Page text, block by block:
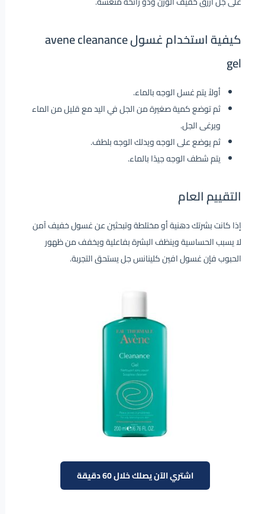
كيفية استخدام غسول avene cleanance
gel
أولاً يتم غسل الوجه بالماء.
ثم توضع كمية صغيرة من الجل في اليد مع قليل من الماء
ويرغى الجل.
ثم يوضع على الوجه ويدلك الوجه بلطف.
يتم شطف الوجه جيدًا بالماء.
التقييم العام
إذا كانت بشرتك دهنية أو مختلطة وتبحثين عن غسول خفيف آمن
لا يسبب الحساسية وينظف البشرة بفاعلية ويخفف من ظهور
الحبوب فإن غسول افين كلينانس جل يستحق التجربة.
اشتري الآن يصلك خلال 60 دقيقة